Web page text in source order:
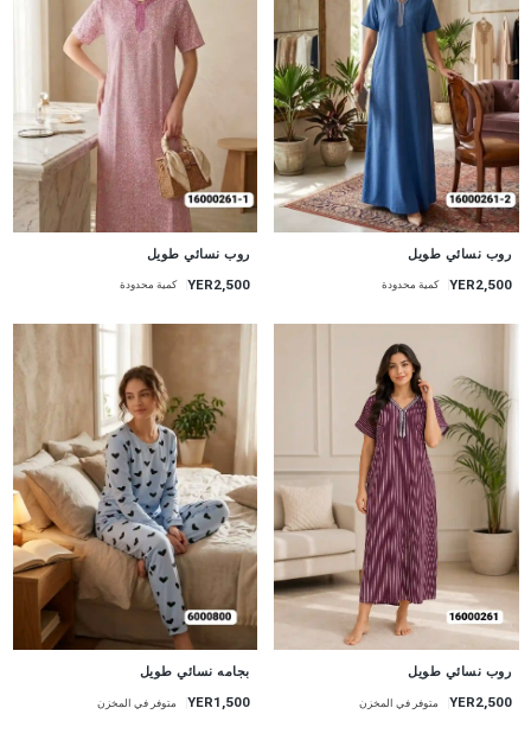
روب نسائي طويل
YER2,500 كمية محدودة
روب نسائي طويل
YER2,500 كمية محدودة
روب نسائي طويل
YER2,500 متوفر في المخزن
جديد
بجامه نسائي طويل
YER1,500 متوفر في المخزن